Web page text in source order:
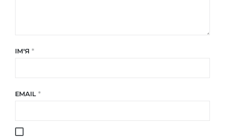
ІМ'Я *
EMAIL *